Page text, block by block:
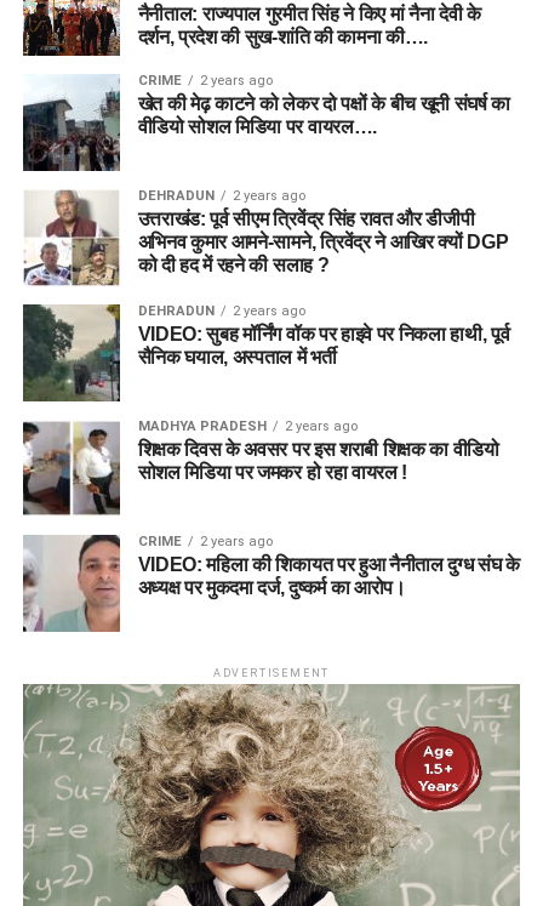
नैनीताल: राज्यपाल गुरमीत सिंह ने किए मां नैना देवी के
दर्शन, प्रदेश की सुख-शांति की कामना की….
CRIME 2 years ago
खेत की मेढ़ काटने को लेकर दो पक्षों के बीच खूनी संघर्ष का
वीडियो सोशल मिडिया पर वायरल….
DEHRADUN 2 years ago
उत्तराखंड: पूर्व सीएम त्रिवेंद्र सिंह रावत और डीजीपी
अभिनव कुमार आमने-सामने, त्रिवेंद्र ने आखिर क्यों DGP
को दी हद में रहने की सलाह ?
DEHRADUN 2 years ago
VIDEO: सुबह मॉर्निंग वॉक पर हाइवे पर निकला हाथी, पूर्व
सैनिक घयाल, अस्पताल में भर्ती
MADHYA PRADESH 2 years ago
शिक्षक दिवस के अवसर पर इस शराबी शिक्षक का वीडियो
सोशल मिडिया पर जमकर हो रहा वायरल !
CRIME 2 years ago
VIDEO: महिला की शिकायत पर हुआ नैनीताल दुग्ध संघ के
अध्यक्ष पर मुकदमा दर्ज, दुष्कर्म का आरोप।
ADVERTISEMENT